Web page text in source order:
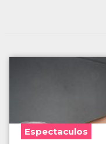
Espectaculos